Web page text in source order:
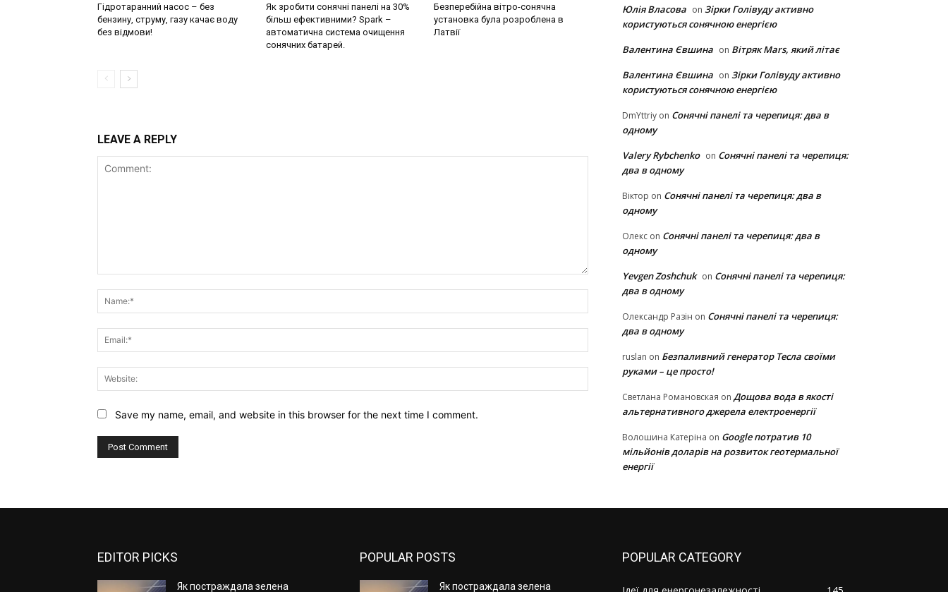
Гідротаранний насос – без
бензину, струму, газу качає воду
без відмови!
Як зробити сонячні панелі на 30%
більш ефективними? Spark –
автоматична система очищення
сонячних батарей.
Безперебійна вітро-сонячна
установка була розроблена в
Латвії
LEAVE A REPLY
Name:*
Website:
Save my name, email, and website in this browser for the next time I comment.
Юлія Власова on Зірки Голівуду активно
користуються сонячною енергією
Валентина Євшина on Вітряк Mars, який літає
Валентина Євшина on Зірки Голівуду активно
користуються сонячною енергією
DmYttriy on Сонячні панелі та черепиця: два в
одному
Valery Rybchenko on Сонячні панелі та черепиця:
два в одному
Віктор on Сонячні панелі та черепиця: два в
одному
Олекс on Сонячні панелі та черепиця: два в
одному
Yevgen Zoshchuk on Сонячні панелі та черепиця:
два в одному
Олександр Разін on Сонячні панелі та черепиця:
два в одному
ruslan on Безпаливний генератор Тесла своїми
руками – це просто!
Светлана Романовская on Дощова вода в якості
альтернативного джерела електроенергії
Волошина Катеріна on Google потратив 10
мільйонів доларів на розвиток геотермальної
енергії
EDITOR PICKS
Як постраждала зелена
POPULAR POSTS
Як постраждала зелена
POPULAR CATEGORY